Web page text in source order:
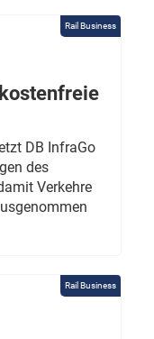
Rail Business
DB InfraGo
des
Verkehre
Rail Business